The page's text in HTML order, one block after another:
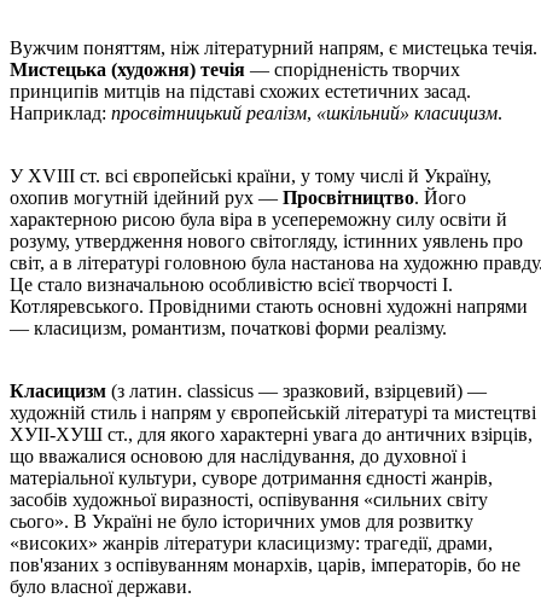
Вужчим поняттям, ніж літературний напрям, є мистецька течія.
Мистецька (художня) течія — спорідненість творчих
принципів митців на підставі схожих естетичних засад.
Наприклад: просвітницький реалізм, «шкільний» класицизм.
У XVIII ст. всі європейські країни, у тому числі й Україну,
охопив могутній ідейний рух — Просвітництво. Його
характерною рисою була віра в усепереможну силу освіти й
розуму, утвердження нового світогляду, істинних уявлень про
світ, а в літературі головною була настанова на художню
Це стало визначальною особливістю всієї творчості І.
Котляревського. Провідними стають основні художні напрями
— класицизм, романтизм, початкові форми реалізму.
Класицизм (з латин. classicus — зразковий, взірцевий) —
художній стиль і напрям у європейській літературі та мистецтві
ХУІІ-ХУШ ст., для якого характерні увага до античних взірців,
що вважалися основою для наслідування, до духовної і
матеріальної культури, суворе дотримання єдності жанрів,
засобів художньої виразності, оспівування «сильних світу
сього». В Україні не було історичних умов для розвитку
«високих» жанрів літератури класицизму: трагедії, драми,
пов'язаних з оспівуванням монархів, царів, імператорів, бо не
було власної держави.